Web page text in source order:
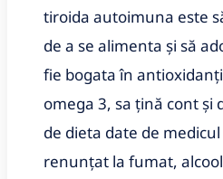
tiroida autoimuna este
de a se alimenta și să
fie bogata în
omega 3, sa țină cont și
de dieta date de
renunțat la fumat,